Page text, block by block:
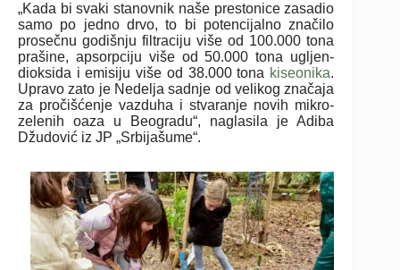
„Kada bi svaki stanovnik naše prestonice zasadio
samo po jedno drvo, to bi potencijalno značilo
prosečnu godišnju filtraciju više od 100.000 tona
prašine, apsorpciju više od 50.000 tona ugljen-
dioksida i emisiju više od 38.000 tona kiseonika.
Upravo zato je Nedelja sadnje od velikog značaja
za pročišćenje vazduha i stvaranje novih mikro-
zelenih oaza u Beogradu“, naglasila je Adiba
Džudović iz JP „Srbijašume“.